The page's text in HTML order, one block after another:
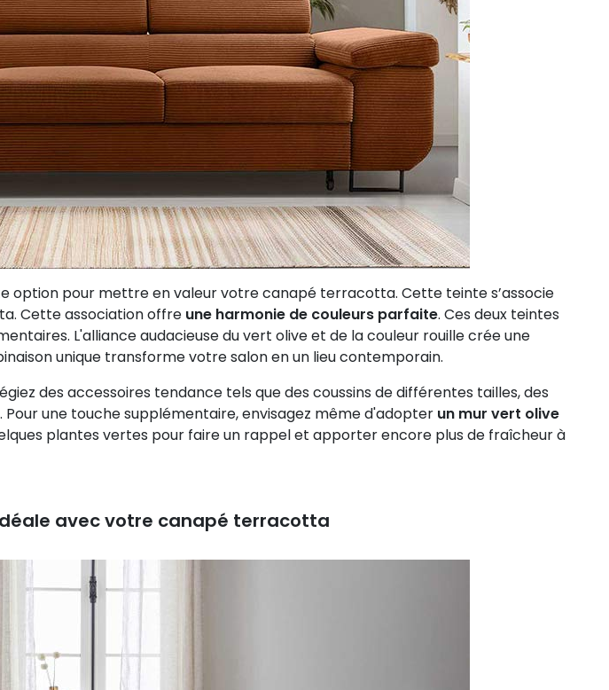
option pour mettre en valeur votre canapé terracotta. Cette teinte s’associe
Cette association offre une harmonie de couleurs parfaite. Ces deux teintes
L'alliance audacieuse du vert olive et de la couleur rouille crée une
unique transforme votre salon en un lieu contemporain.
des accessoires tendance tels que des coussins de différentes tailles, des
Pour une touche supplémentaire, envisagez même d'adopter un mur vert olive
plantes vertes pour faire un rappel et apporter encore plus de fraîcheur à
avec votre canapé terracotta